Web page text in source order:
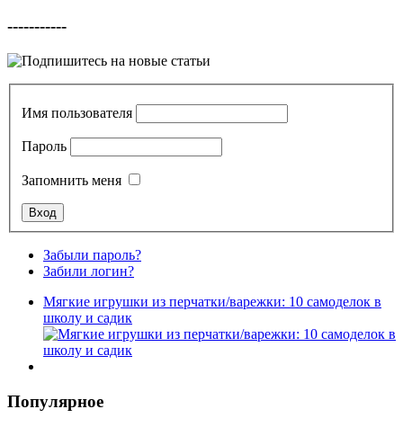
-----------
Имя пользователя
Пароль
Запомнить меня
Забыли пароль?
Забили логин?
Мягкие игрушки из перчатки/варежки: 10 самоделок в
школу и садик
Популярное